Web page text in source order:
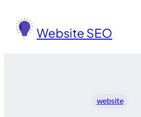
konten
Website SEO
website